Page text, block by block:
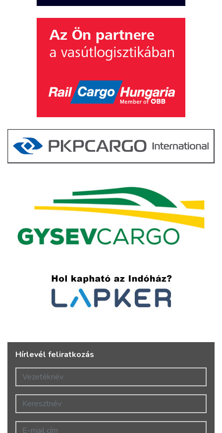
Hírlevél feliratkozás
Vezetéknév
Keresztnév
E-mail cím